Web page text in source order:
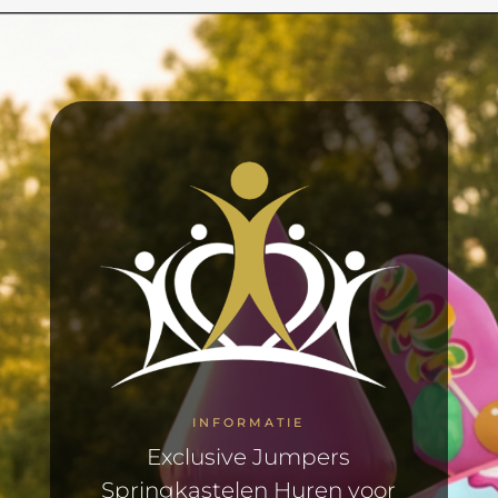
INFORMATIE
Exclusive Jumpers
Springkastelen Huren voor